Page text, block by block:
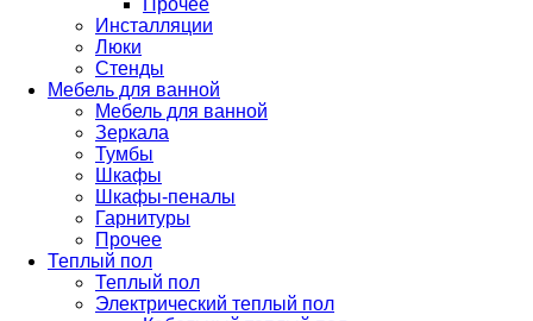
Прочее
Инсталляции
Люки
Стенды
Мебель для ванной
Мебель для ванной
Зеркала
Тумбы
Шкафы
Шкафы-пеналы
Гарнитуры
Прочее
Теплый пол
Теплый пол
Электрический теплый пол